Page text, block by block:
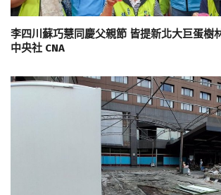
李四川蘇巧慧同慶父親節 皆提新北大巨蛋樹
中央社 CNA